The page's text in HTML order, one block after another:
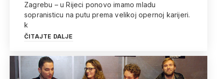
Zagrebu – u Rijeci ponovo imamo mladu
sopranisticu na putu prema velikoj opernoj karijeri.
k
ČITAJTE DALJE